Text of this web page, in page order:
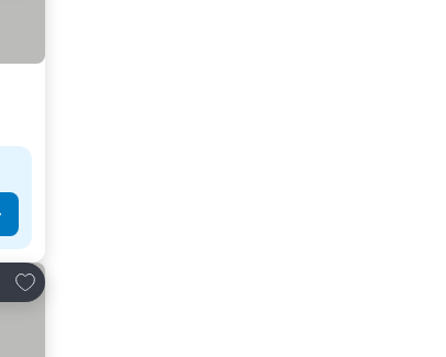
Lisää suosikkeihin